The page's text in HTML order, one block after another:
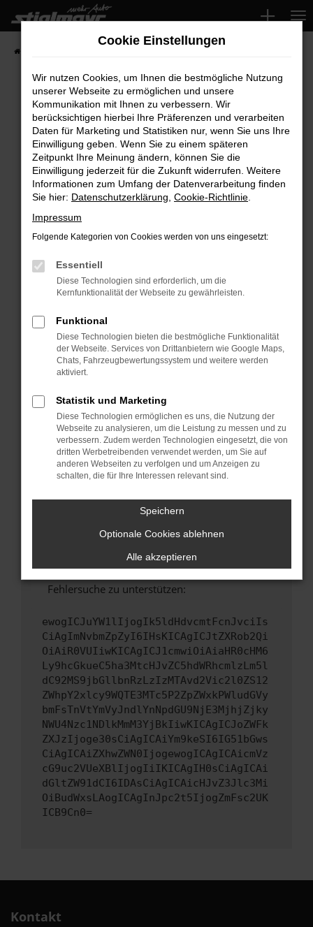
Zum
Hauptinhalt
springen
Fehler: Network Error
Beim Laden ist ein Fehler aufgetreten.
Hier sind ein paar Tipps, die dir helfen können:
Überprüfe deine Firewall und deine
Internetverbindung.
Laden andere Webseiten, zum Beispiel deine
Manche Erweiterungen, wie Werbeblocker,
können das Laden bestimmter Seiten
verhindern. Funktioniert die Seite in einem
Fenster?
Starte dein Gerät neu.
Das kann manchmal helfen, vorübergehende
Probleme zu beheben.
Stelle sicher, dass dein Browser und dein
Betriebssystem auf dem neuesten Stand
sind.
Veraltete Software birgt nicht nur ein
Sicherheitsrisiko, sondern kann auch dazu
führen, dass bestimmte Funktionen nicht mehr
Wende dich an den Webseitenbetreiber.
Wenn du alle oben genannten Schritte versucht
hast, kontaktiere uns bitte. Wir werden
versuchen, das Problem zu beheben. Du kannst
uns diesen Text schicken, um uns bei der
Fehlersuche zu unterstützen:
ewogICJuYW1lIjogIk5ldHdvcmtFcnJvciIs
CiAgImNvbmZpZyI6IHsKICAgICJtZXRob2Qi
OiAiR0VUIiwKICAgICJ1cmwiOiAiaHR0cHM6
Ly9hcGkueC5ha3MtcHJvZC5hdWRhcmlzLm5l
dC92MS9jbGllbnRzLzIzMTAvd2Vic2l0ZS12
ZWhpY2xlcy9WQTE3MTc5P2ZpZWxkPWludGVy
bmFsTnVtYmVyJndlYnNpdGU9NjE3MjhjZjky
NWU4Nzc1NDlkMmM3YjBkIiwKICAgICJoZWFk
ZXJzIjoge30sCiAgICAiYm9keSI6IG51bGws
CiAgICAiZXhwZWN0IjogewogICAgICAicmVz
cG9uc2VUeXBlIjogIiIKICAgIH0sCiAgICAi
dGltZW91dCI6IDAsCiAgICAicHJvZ3Jlc3Mi
OiBudWxsLAogICAgInJpc2t5IjogZmFsc2UK
ICB9Cn0=
Kontakt
Cookie Einstellungen
Wir nutzen Cookies, um Ihnen die bestmögliche Nutzung
unserer Webseite zu ermöglichen und unsere
Kommunikation mit Ihnen zu verbessern. Wir
berücksichtigen hierbei Ihre Präferenzen und verarbeiten
Daten für Marketing und Statistiken nur, wenn Sie uns Ihre
Einwilligung geben. Wenn Sie zu einem späteren
Zeitpunkt Ihre Meinung ändern, können Sie die
Einwilligung jederzeit für die Zukunft widerrufen. Weitere
Informationen zum Umfang der Datenverarbeitung finden
Sie hier: Datenschutzerklärung Cookie-Richtlinie
Impressum
Folgende Kategorien von Cookies werden von uns eingesetzt:
Essentiell
Diese Technologien sind erforderlich, um die
Kernfunktionalität der Webseite zu gewährleisten.
Funktional
Diese Technologien bieten die bestmögliche Funktionalität
der Webseite. Services von Drittanbietern wie Google Maps,
Chats, Fahrzeugbewertungssystem und weitere werden
aktiviert.
Statistik und Marketing
Diese Technologien ermöglichen es uns, die Nutzung der
Webseite zu analysieren, um die Leistung zu messen und zu
verbessern. Zudem werden Technologien eingesetzt, die von
dritten Werbetreibenden verwendet werden, um Sie auf
anderen Webseiten zu verfolgen und um Anzeigen zu
schalten, die für Ihre Interessen relevant sind.
Speichern
Optionale Cookies ablehnen
Alle akzeptieren